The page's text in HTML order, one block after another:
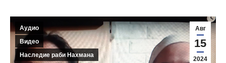
Авг
15
2024
Аудио
Видео
Наследие раби Нахмана